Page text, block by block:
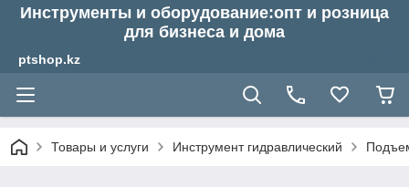
Инструменты и оборудование:опт и розница
для бизнеса и дома
ptshop.kz
Товары и услуги Инструмент гидравлический